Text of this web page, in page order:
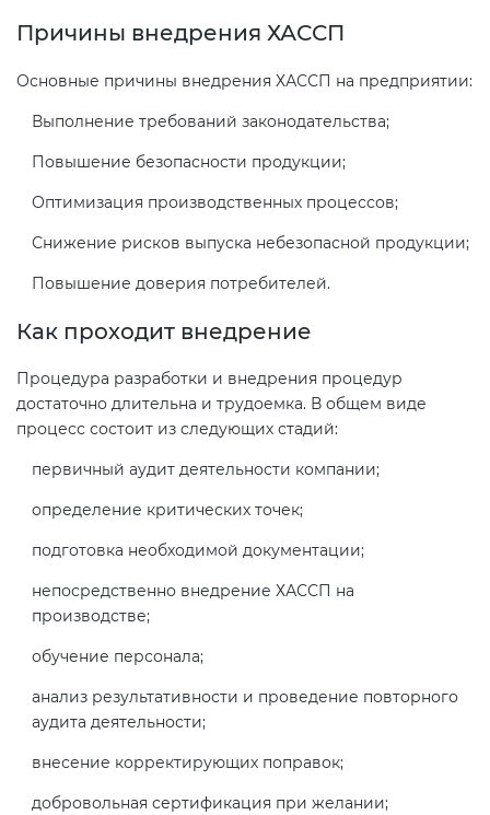
Причины внедрения ХАССП
Основные причины внедрения ХАССП на предприятии:
Выполнение требований законодательства;
Повышение безопасности продукции;
Оптимизация производственных процессов;
Снижение рисков выпуска небезопасной продукции;
Повышение доверия потребителей.
Как проходит внедрение
Процедура разработки и внедрения процедур
достаточно длительна и трудоемка. В общем виде
процесс состоит из следующих стадий:
первичный аудит деятельности компании;
определение критических точек;
подготовка необходимой документации;
непосредственно внедрение ХАССП на
производстве;
обучение персонала;
анализ результативности и проведение повторного
аудита деятельности;
внесение корректирующих поправок;
добровольная сертификация при желании;